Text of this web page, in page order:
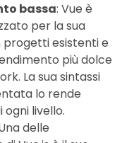
bassa: Vue è
per la sua
progetti esistenti e
più dolce
La sua sintassi
lo rende
livello.
delle